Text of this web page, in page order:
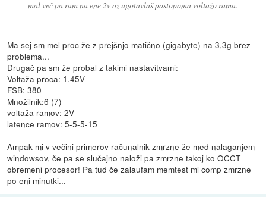
mal več pa ram na ene 2v oz ugotavlaš postopoma voltažo rama.
Ma sej sm mel proc že z prejšnjo matično (gigabyte) na 3,3g brez
problema...
Drugač pa sm že probal z takimi nastavitvami:
Voltaža proca: 1.45V
FSB: 380
Množilnik:6 (7)
voltaža ramov: 2V
latence ramov: 5-5-5-15
Ampak mi v večini primerov računalnik zmrzne že med nalaganjem
windowsov, če pa se slučajno naloži pa zmrzne takoj ko OCCT
obremeni procesor! Pa tud če zalaufam memtest mi comp zmrzne
po eni minutki...